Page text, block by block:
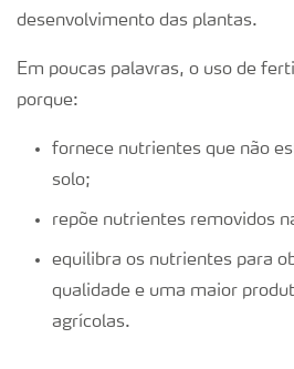
desenvolvimento das plantas.
Em poucas palavras, o uso de
porque:
fornece nutrientes que não
solo;
repõe nutrientes removidos
equilibra os nutrientes para
qualidade e uma maior
agrícolas.